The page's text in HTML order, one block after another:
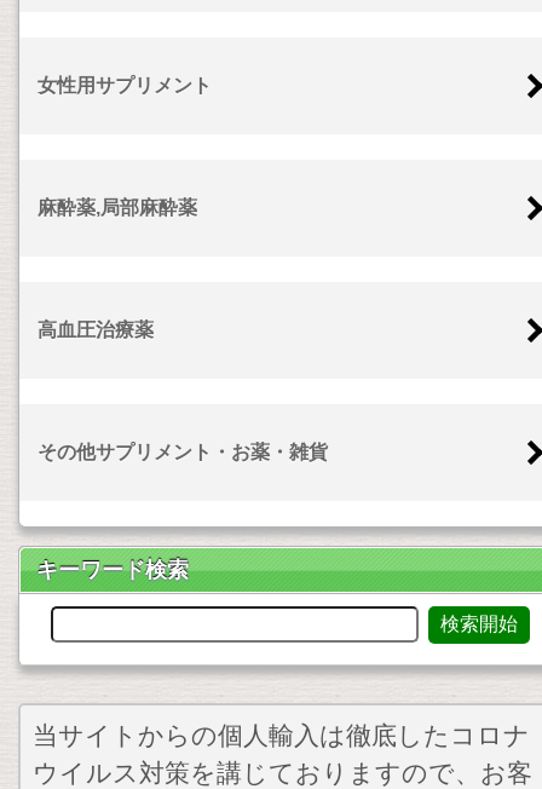
女性用サプリメント
麻酔薬,局部麻酔薬
高血圧治療薬
その他サプリメント・お薬・雑貨
キーワード検索
当サイトからの個人輸入は徹底したコロナ
ウイルス対策を講じておりますので、お客